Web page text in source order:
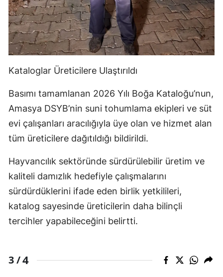
Kataloglar Üreticilere Ulaştırıldı
Basımı tamamlanan 2026 Yılı Boğa Kataloğu’nun,
Amasya DSYB’nin suni tohumlama ekipleri ve süt
evi çalışanları aracılığıyla üye olan ve hizmet alan
tüm üreticilere dağıtıldığı bildirildi.
Hayvancılık sektöründe sürdürülebilir üretim ve
kaliteli damızlık hedefiyle çalışmalarını
sürdürdüklerini ifade eden birlik yetkilileri,
katalog sayesinde üreticilerin daha bilinçli
tercihler yapabileceğini belirtti.
3 /4